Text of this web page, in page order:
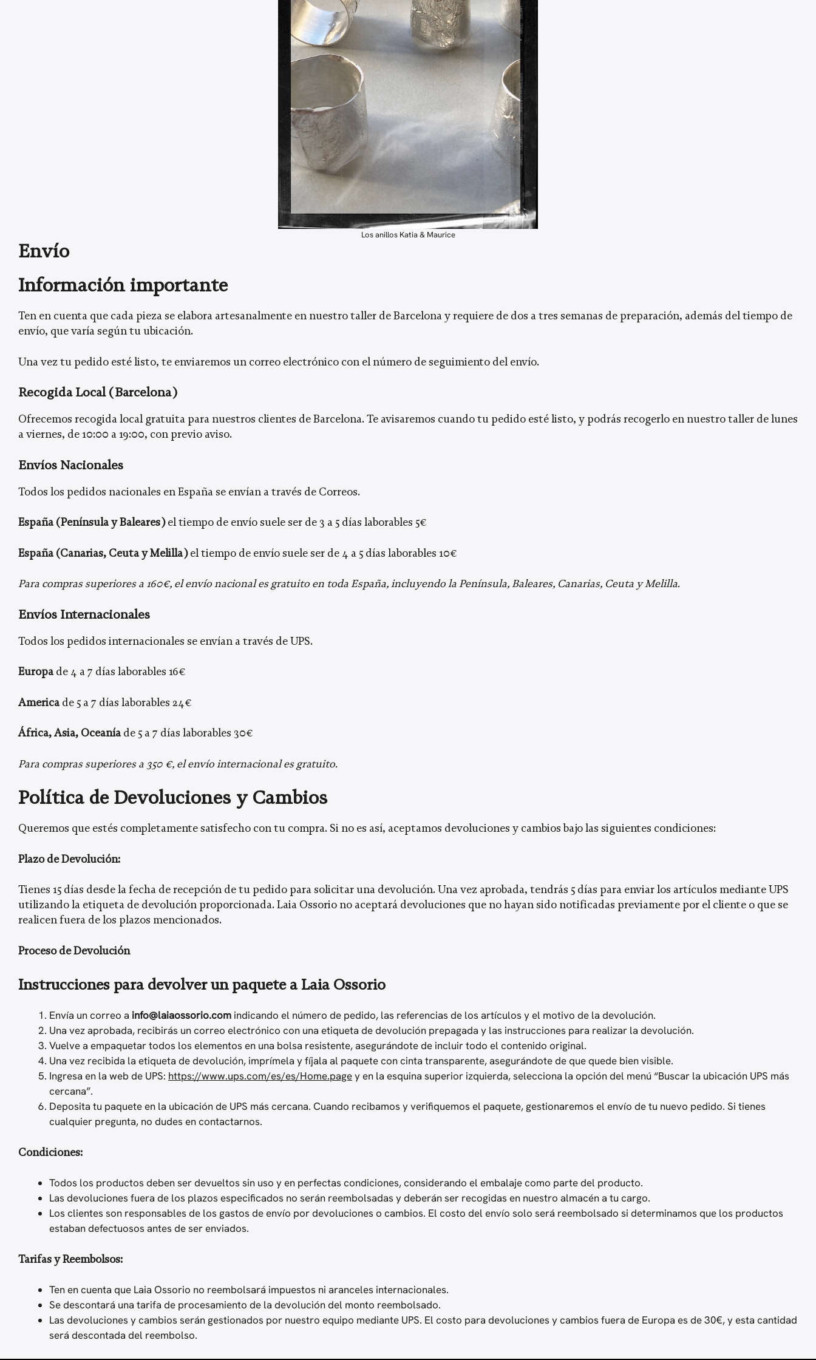
Los anillos Katia & Maurice
Envío
Información importante
Ten en cuenta que cada pieza se elabora artesanalmente en nuestro taller de Barcelona y requiere de dos a tres semanas de preparación, además del tiempo de
envío, que varía según tu ubicación.
Una vez tu pedido esté listo, te enviaremos un correo electrónico con el número de seguimiento del envío.
Recogida Local (Barcelona)
Ofrecemos recogida local gratuita para nuestros clientes de Barcelona. Te avisaremos cuando tu pedido esté listo, y podrás recogerlo en nuestro taller de lunes
a viernes, de 10:00 a 19:00, con previo aviso.
Envíos Nacionales
Todos los pedidos nacionales en España se envían a través de Correos.
España (Península y Baleares)el tiempo de envío suele ser de 3 a 5 días laborables 5€
España (Canarias, Ceuta y Melilla)el tiempo de envío suele ser de 4 a 5 días laborables 10€
Para compras superiores a 160€, el envío nacional es gratuito en toda España, incluyendo la Península, Baleares, Canarias, Ceuta y Melilla.
Envíos Internacionales
Todos los pedidos internacionales se envían a través de UPS.
Europade 4 a 7 días laborables 16€
Americade 5 a 7 días laborables 24€
África, Asia, Oceaníade 5 a 7 días laborables 30€
Para compras superiores a 350 €, el envío internacional es gratuito.
Política de Devoluciones y Cambios
Queremos que estés completamente satisfecho con tu compra. Si no es así, aceptamos devoluciones y cambios bajo las siguientes condiciones:
Plazo de Devolución:
Tienes 15 días desde la fecha de recepción de tu pedido para solicitar una devolución. Una vez aprobada, tendrás 5 días para enviar los artículos mediante UPS
utilizando la etiqueta de devolución proporcionada. Laia Ossorio no aceptará devoluciones que no hayan sido notificadas previamente por el cliente o que se
realicen fuera de los plazos mencionados.
Proceso de Devolución
Instrucciones para devolver un paquete a Laia Ossorio
Envía un correo a info@laiaossorio.com indicando el número de pedido, las referencias de los artículos y el motivo de la devolución.
Una vez aprobada, recibirás un correo electrónico con una etiqueta de devolución prepagada y las instrucciones para realizar la devolución.
Vuelve a empaquetar todos los elementos en una bolsa resistente, asegurándote de incluir todo el contenido original.
Una vez recibida la etiqueta de devolución, imprímela y fíjala al paquete con cinta transparente, asegurándote de que quede bien visible.
Ingresa en la web de UPS: https://www.ups.com/es/es/Home.pagey en la esquina superior izquierda, selecciona la opción del menú “Buscar la ubicación UPS más
cercana”.
Deposita tu paquete en la ubicación de UPS más cercana. Cuando recibamos y verifiquemos el paquete, gestionaremos el envío de tu nuevo pedido. Si tienes
cualquier pregunta, no dudes en contactarnos.
Condiciones:
Todos los productos deben ser devueltos sin uso y en perfectas condiciones, considerando el embalaje como parte del producto.
Las devoluciones fuera de los plazos especificados no serán reembolsadas y deberán ser recogidas en nuestro almacén a tu cargo.
Los clientes son responsables de los gastos de envío por devoluciones o cambios. El costo del envío solo será reembolsado si determinamos que los productos
estaban defectuosos antes de ser enviados.
Tarifas y Reembolsos:
Ten en cuenta que Laia Ossorio no reembolsará impuestos ni aranceles internacionales.
Se descontará una tarifa de procesamiento de la devolución del monto reembolsado.
Las devoluciones y cambios serán gestionados por nuestro equipo mediante UPS. El costo para devoluciones y cambios fuera de Europa es de 30€, y esta cantidad
será descontada del reembolso.